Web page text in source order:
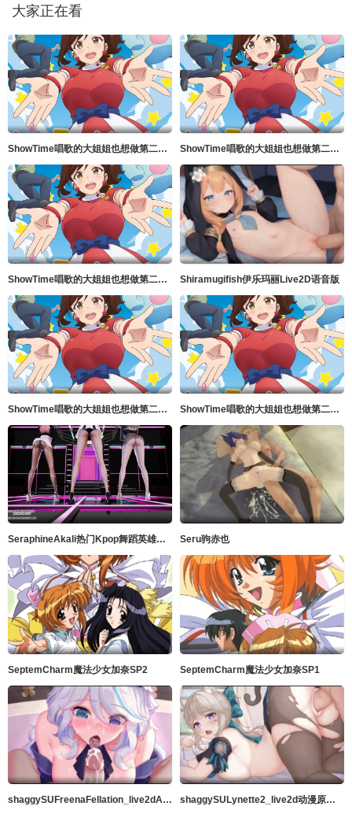
大家正在看
ShowTime唱歌的大姐姐也想做第二季_第04集 ShowTime唱歌的大姐姐也想做第二季_第02集
ShowTime唱歌的大姐姐也想做第二季_第01集 Shiramugifish伊乐玛丽Live2D语音版
ShowTime唱歌的大姐姐也想做第二季_第05集 ShowTime唱歌的大姐姐也想做第二季_第03集
SeraphineAkali热门Kpop舞蹈英雄联盟 Seru驹赤也
SeptemCharm魔法少女加奈SP2 SeptemCharm魔法少女加奈SP1
shaggySUFreenaFellation_live2dAnimeGenshinImpact完整版带ASMR音频MP42K高品质暨在嘴里60fps shaggySULynette2_live2d动漫原神完整版带ASMR音频MP42k高品质中出60fps